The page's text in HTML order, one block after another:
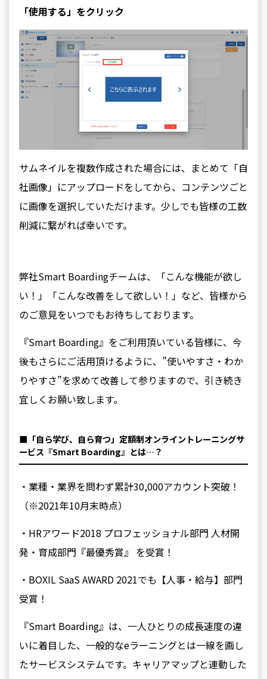
「使用する」をクリック
サムネイルを複数作成された場合には、まとめて「自
社画像」にアップロードをしてから、コンテンツごと
に画像を選択していただけます。少しでも皆様の工数
削減に繋がれば幸いです。
弊社Smart Boardingチームは、「こんな機能が欲し
い！」「こんな改善をして欲しい！」など、皆様から
のご意見をいつでもお待ちしております。
『Smart Boarding』をご利用頂いている皆様に、今
後もさらにご活用頂けるように、”使いやすさ・わか
りやすさ”を求めて改善して参りますので、引き続き
宜しくお願い致します。
■「⾃ら学び、⾃ら育つ」定額制オンライントレーニングサ
ービス『Smart Boarding』とは…？
・業種・業界を問わず累計30,000アカウント突破！
（※2021年10⽉末時点）
・HRアワード2018 プロフェッショナル部門 人材開
発・育成部門『最優秀賞』 を受賞！
・BOXIL SaaS AWARD 2021でも【⼈事・給与】部⾨
受賞！
『Smart Boarding』は、⼀⼈ひとりの成⻑速度の違
いに着⽬した、⼀般的なeラーニングとは⼀線を画し
たサービスシステムです。キャリアマップと連動した